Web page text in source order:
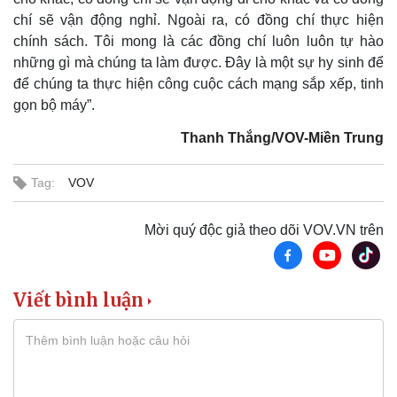
Thể thao
Bóng đá
Lịch thi đấu bóng đá
Thế giới thể thao
Ô tô - Xe máy
Ô tô
chí sẽ vận động nghỉ. Ngoài ra, có đồng chí thực hiện
chính sách. Tôi mong là các đồng chí luôn luôn tự hào
những gì mà chúng ta làm được. Đây là một sự hy sinh để
để chúng ta thực hiện công cuộc cách mạng sắp xếp, tinh
gọn bộ máy”.
Thanh Thắng/VOV-Miền Trung
Tag: VOV
Mời quý độc giả theo dõi VOV.VN trên
Viết bình luận